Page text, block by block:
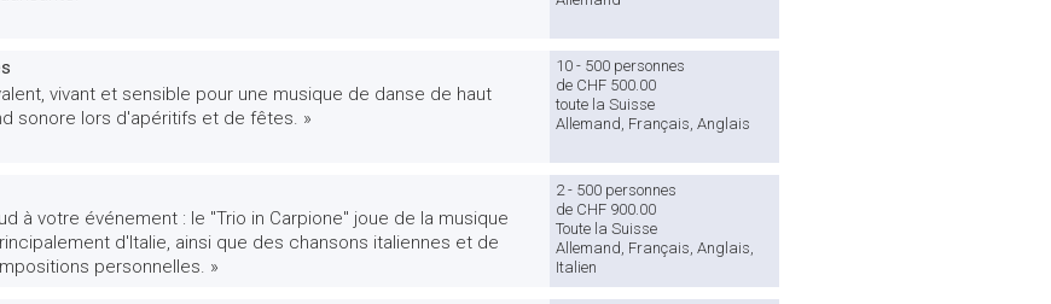
vivant et sensible pour une musique de danse de haut
sonore lors d'apéritifs et de fêtes. »
10 - 500 personnes
de CHF 500.00
toute la Suisse
Allemand, Français, Anglais
à votre événement : le "Trio in Carpione" joue de la musique
d'Italie, ainsi que des chansons italiennes et de
personnelles. »
2 - 500 personnes
de CHF 900.00
Toute la Suisse
Allemand, Français, Anglais,
Italien